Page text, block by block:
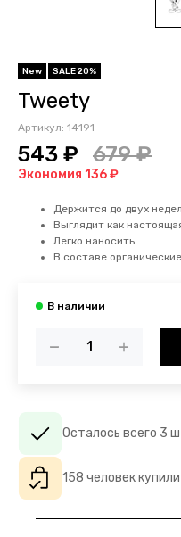
New SALE 20%
Tweety
Артикул: 14191
543 ₽ 679 ₽
Экономия 136 ₽
Держится до двух
Выглядит как
Легко наносить
В составе
Осталось всего 3
158 человек